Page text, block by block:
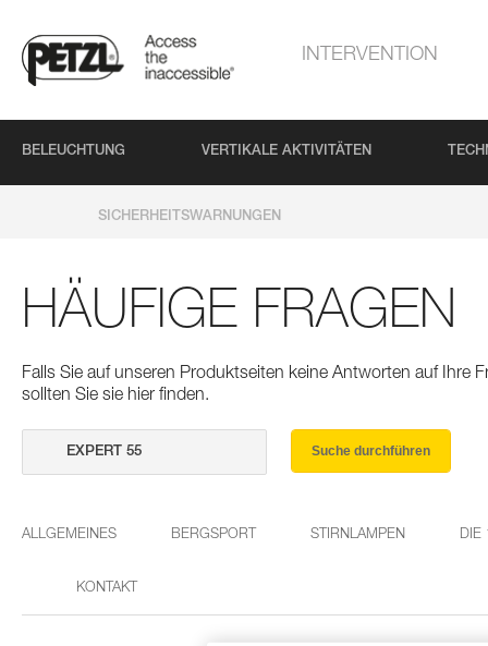
INTERVENTION
BELEUCHTUNG VERTIKALE AKTIVITÄTEN
SICHERHEITSWARNUNGEN
HÄUFIGE FRAGEN
Falls Sie auf unseren Produktseiten keine Antworten auf Ihre
sollten Sie sie hier finden.
Suche durchführen
ALLGEMEINES BERGSPORT STIRNLAMPEN DIE
KONTAKT